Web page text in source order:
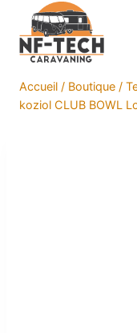
contenu
Accueil / Boutique /
koziol CLUB BOWL